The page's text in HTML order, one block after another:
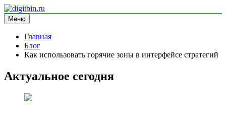
Перейти
к
содержимому
digitbin.ru
информационный сайт
Меню
Главная
Блог
Как использовать горячие зоны в интерфейсе стратегий
Актуальное сегодня